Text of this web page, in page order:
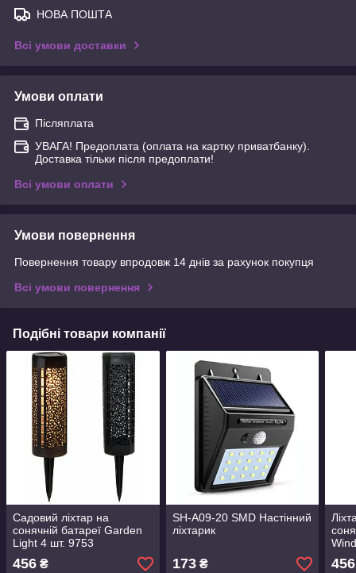
НОВА ПОШТА
Всі умови доставки
Умови оплати
Післяплата
УВАГА! Предоплата (оплата на картку приватбанку).
Доставка тільки після предоплати!
Всі умови оплати
Умови повернення
Повернення товару впродовж 14 днів за рахунок покупця
Всі умови повернення
Подібні товари компанії
Садовий ліхтар на
сонячній батареї Garden
Light 4 шт. 9753
456 ₴
SH-A09-20 SMD Настінний
ліхтарик
173₴ 456